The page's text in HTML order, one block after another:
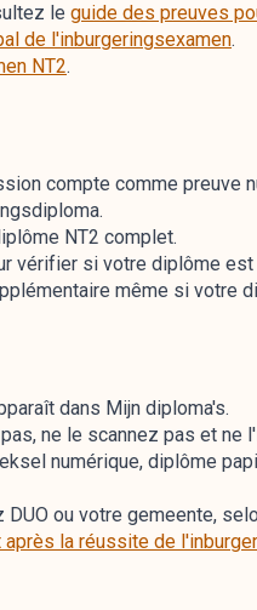
le guide des preuves
de l'inburgeringsexamen.
NT2.
compte comme preuve
NT2 complet.
vérifier si votre diplôme
même si votre
dans Mijn diploma's.
ne le scannez pas et ne
numérique, diplôme
ou votre gemeente,
la réussite de